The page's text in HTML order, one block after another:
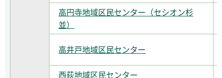
高円寺地域区民センター（セシオン杉
並）
高井戸地域区民センター
西荻地域区民センター